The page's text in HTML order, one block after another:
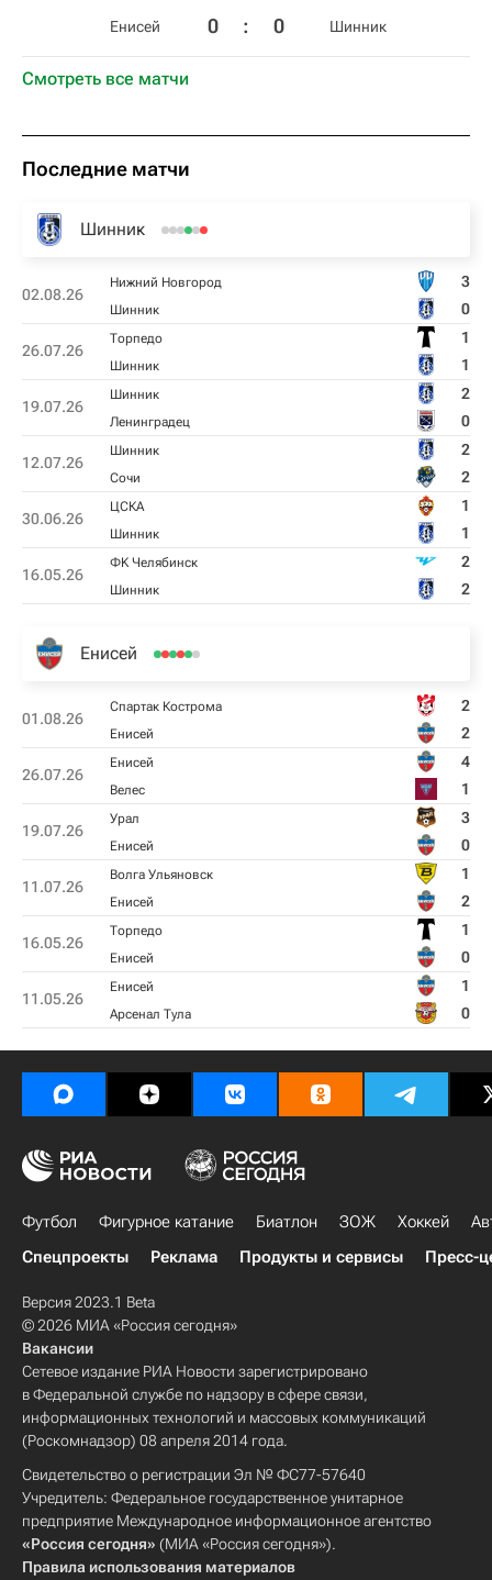
Енисей 0 : 0 Шинник
Смотреть все матчи
Последние матчи
Шинник
02.08.26
Нижний Новгород 3
Шинник 0
26.07.26
Торпедо 1
Шинник 1
19.07.26
Шинник 2
Ленинградец 0
12.07.26
Шинник 2
Сочи 2
30.06.26
ЦСКА 1
Шинник 1
16.05.26
ФK Челябинск 2
Шинник 2
Енисей
01.08.26
Спартак Кострома 2
Енисей 2
26.07.26
Енисей 4
Велес 1
19.07.26
Урал 3
Енисей 0
11.07.26
Волга Ульяновск 1
Енисей 2
16.05.26
Торпедо 1
Енисей 0
11.05.26
Енисей 1
Арсенал Тула 0
Футбол Фигурное катание Биатлон ЗОЖ Хоккей
Спецпроекты
Реклама Продукты и сервисы Пресс-
Версия 2023.1 Beta
© 2026 МИА «Россия сегодня»
Вакансии
Сетевое издание РИА Новости зарегистрировано
в Федеральной службе по надзору в сфере связи,
информационных технологий и массовых коммуникаций
(Роскомнадзор) 08 апреля 2014 года.
Свидетельство о регистрации Эл № ФС77-57640
Учредитель: Федеральное государственное унитарное
предприятие Международное информационное агентство
«Россия сегодня» (МИА «Россия сегодня»).
Правила использования материалов